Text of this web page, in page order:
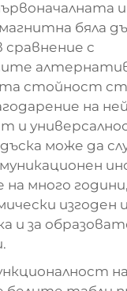
бяла
сравнение с
стойност
на
и
може да
на много
изгоден
и за
на